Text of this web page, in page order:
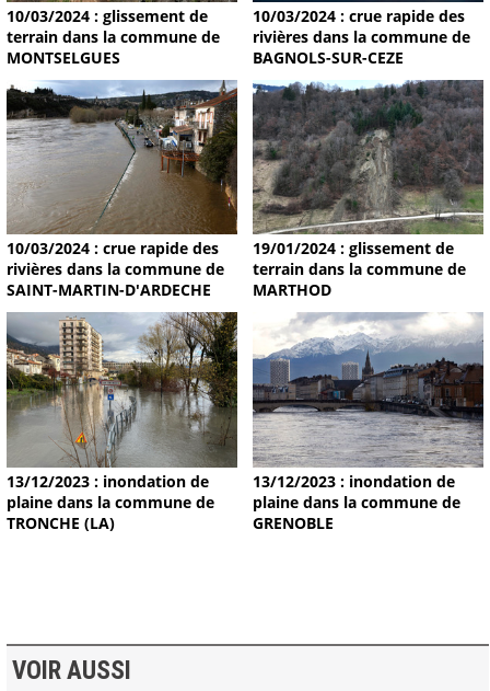
10/03/2024 : glissement de
terrain dans la commune de
MONTSELGUES
10/03/2024 : crue rapide des
rivières dans la commune de
BAGNOLS-SUR-CEZE
10/03/2024 : crue rapide des
rivières dans la commune de
SAINT-MARTIN-D'ARDECHE
19/01/2024 : glissement de
terrain dans la commune de
MARTHOD
13/12/2023 : inondation de
plaine dans la commune de
TRONCHE (LA)
13/12/2023 : inondation de
plaine dans la commune de
GRENOBLE
VOIR AUSSI